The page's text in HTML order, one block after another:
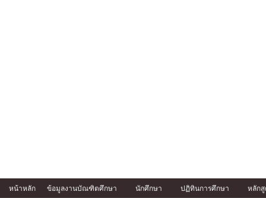
หน้าหลัก ข้อมูลงานบัณฑิตศึกษา นักศึกษา ปฏิทินการศึกษา หลักสู